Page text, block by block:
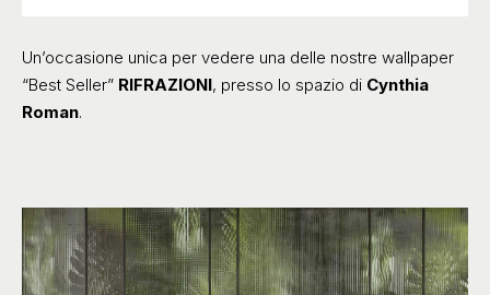
Un’occasione unica per vedere una delle nostre wallpaper
“Best Seller” RIFRAZIONI, presso lo spazio di Cynthia
Roman.